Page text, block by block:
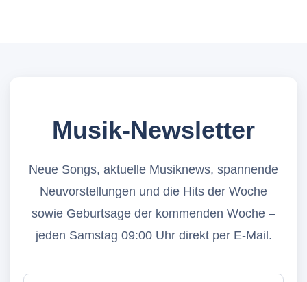
Musik-Newsletter
Neue Songs, aktuelle Musiknews, spannende
Neuvorstellungen und die Hits der Woche
sowie Geburtsage der kommenden Woche –
jeden Samstag 09:00 Uhr direkt per E-Mail.